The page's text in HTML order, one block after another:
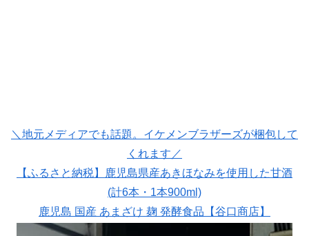
＼地元メディアでも話題。イケメンブラザーズが梱包して
くれます／
【ふるさと納税】鹿児島県産あきほなみを使用した甘酒
(計6本・1本900ml)
鹿児島 国産 あまざけ 麹 発酵食品【谷口商店】